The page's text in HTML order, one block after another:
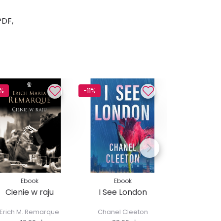
Ebook
Cienie w raju
Erich M. Remarque
-11%
Ebook
I See London
Chanel Cleeton